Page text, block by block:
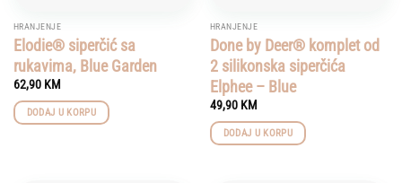
HRANJENJE
Elodie® siperčić sa
rukavima, Blue Garden
62,90 KM
DODAJ U KORPU
HRANJENJE
Done by Deer® komplet od
2 silikonska siperčića
Elphee – Blue
49,90 KM
DODAJ U KORPU